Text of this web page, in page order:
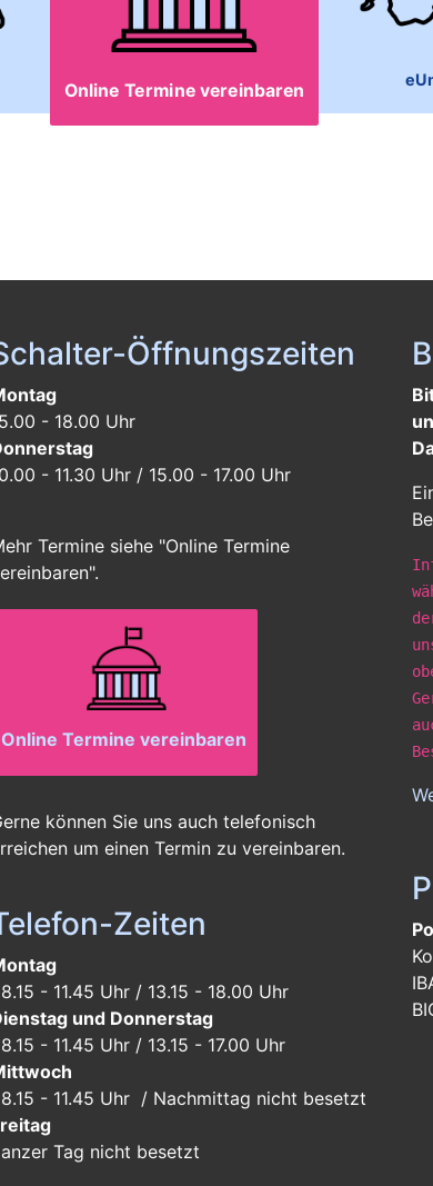
Online Termine vereinbaren
Öffnungszeiten
- 18.00 Uhr
- 11.30 Uhr / 15.00 - 17.00 Uhr
Termine siehe "Online Termine
Online Termine vereinbaren
können Sie uns auch telefonisch
um einen Termin zu vereinbaren.
Zeiten
- 11.45 Uhr / 13.15 - 18.00 Uhr
und Donnerstag
- 11.45 Uhr / 13.15 - 17.00 Uhr
- 11.45 Uhr / Nachmittag nicht besetzt
Tag nicht besetzt